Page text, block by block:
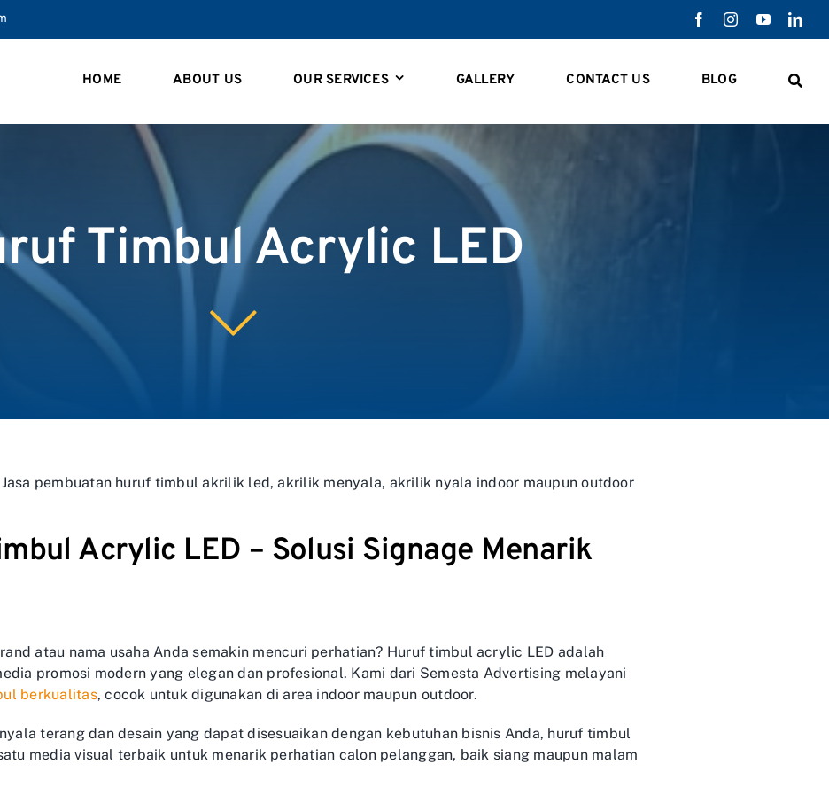
HOME ABOUT US OUR SERVICES GALLERY CONTACT US BLOG
Timbul Acrylic LED
pembuatan huruf timbul akrilik led, akrilik menyala, akrilik nyala indoor maupun outdoor
Acrylic LED – Solusi Signage Menarik
atau nama usaha Anda semakin mencuri perhatian? Huruf timbul acrylic LED adalah
promosi modern yang elegan dan profesional. Kami dari Semesta Advertising melayani
berkualitas, cocok untuk digunakan di area indoor maupun outdoor.
terang dan desain yang dapat disesuaikan dengan kebutuhan bisnis Anda, huruf timbul
media visual terbaik untuk menarik perhatian calon pelanggan, baik siang maupun malam